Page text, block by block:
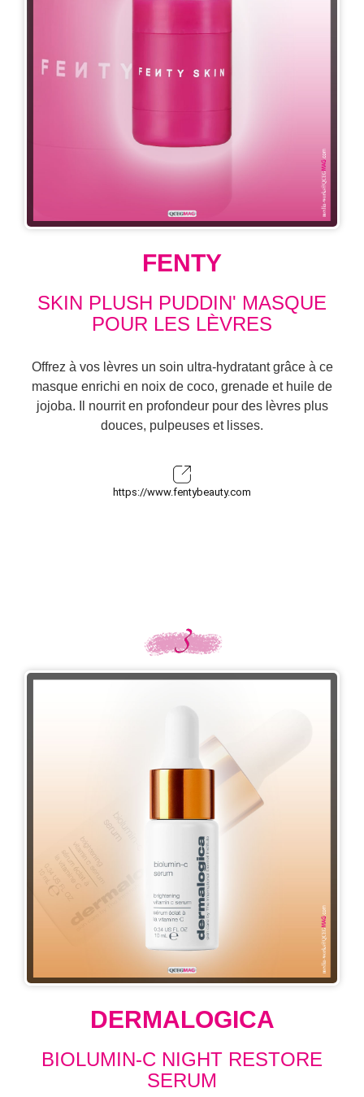
FENTY
SKIN PLUSH PUDDIN' MASQUE
POUR LES LÈVRES
Offrez à vos lèvres un soin ultra-hydratant grâce à ce
masque enrichi en noix de coco, grenade et huile de
jojoba. Il nourrit en profondeur pour des lèvres plus
douces, pulpeuses et lisses.
https://www.fentybeauty.com
DERMALOGICA
BIOLUMIN-C NIGHT RESTORE
SERUM